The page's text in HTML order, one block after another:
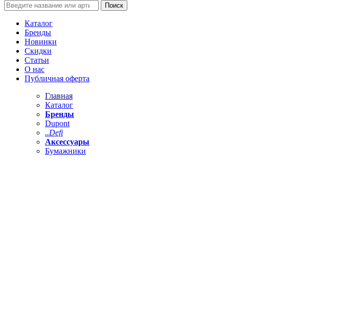
Поиск
Каталог
Бренды
Новинки
Скидки
Статьи
О нас
Публичная оферта
Главная
Каталог
Бренды
Dupont
..Defi
Аксессуары
Бумажники